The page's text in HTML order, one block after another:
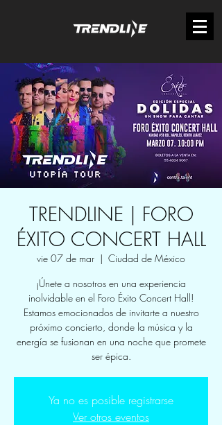
TRENDLINE | FORO
ÉXITO CONCERT HALL
vie 07 de mar
  |
Ciudad de México
¡Únete a nosotros en una experiencia
inolvidable en el Foro Éxito Concert Hall!
Estamos emocionados de invitarte a nuestro
próximo concierto, donde la música y la
energía se fusionan en una noche que promete
ser épica.
Ya no es posible registrarse
Ver otros eventos